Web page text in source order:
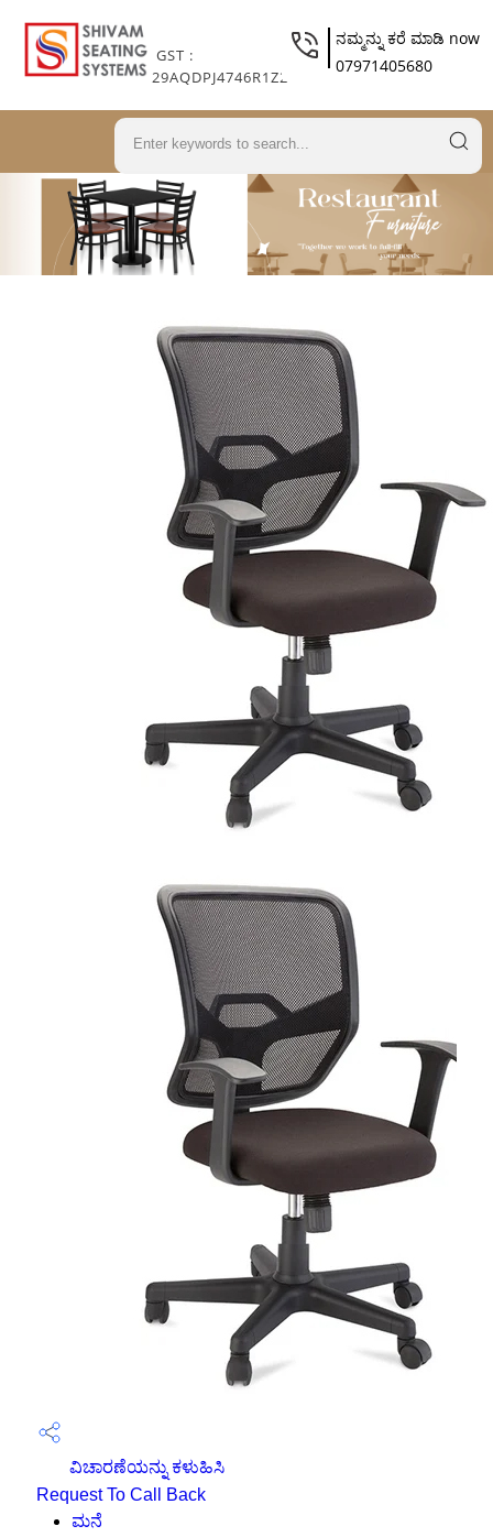
GST :
29AQDPJ4746R1Z2
ನಮ್ಮನ್ನು ಕರೆ ಮಾಡಿ now
07971405680
ವಿಚಾರಣೆಯನ್ನು ಕಳುಹಿಸಿ
Request To Call Back
ಮನೆ